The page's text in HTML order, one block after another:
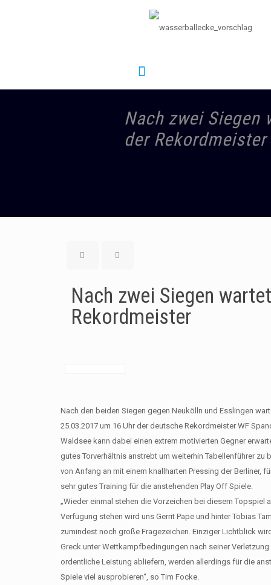
Nach zwei Siegen
der Rekordmeister
Nach zwei Siegen
Rekordmeister
Nach den beiden Siegen gegen Neukölln und Esslingen
25.03.2017 um 16 Uhr der deutsche Rekordmeister WF
Waldsee kann dabei einen extrem motivierten Gegner
gutes Torverhältnis anstrebt um weiterhin Tabellenführer zu
von Anfang an mit einem knallharten Pressing der Berliner,
sehr gutes Training für die anstehenden Play Off Spiele.
„Wieder einmal stehen die Vorzeichen bei diesem Topspiel
Verfügung stehen wird uns Gerrit Pape und hinter Tobias
zumindest noch große Fragezeichen. Einziger Lichtblick
Greck unter Wettkampfbedingungen nach seiner
ordentliche Leistung abliefern, werden allerdings für die
Spiele viel ausprobieren“, so Tim Focke.